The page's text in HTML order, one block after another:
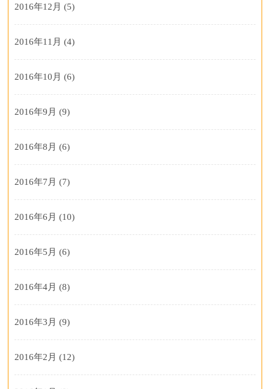
2016年12月 (5)
2016年11月 (4)
2016年10月 (6)
2016年9月 (9)
2016年8月 (6)
2016年7月 (7)
2016年6月 (10)
2016年5月 (6)
2016年4月 (8)
2016年3月 (9)
2016年2月 (12)